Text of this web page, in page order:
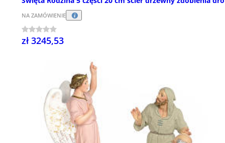
NA ZAMÓWIENIE
zł 3245,53